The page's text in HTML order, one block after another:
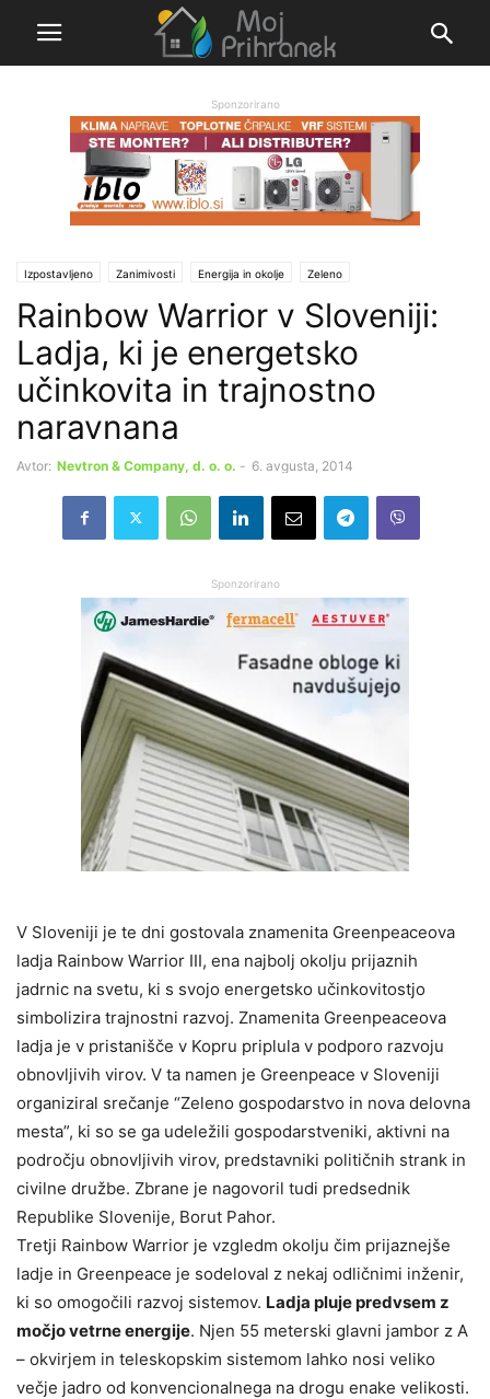
Sponzorirano
Izpostavljeno Zanimivosti Energija in okolje Zeleno
Rainbow Warrior v Sloveniji:
Ladja, ki je energetsko
učinkovita in trajnostno
naravnana
Avtor: Nevtron & Company, d. o. o. - 6. avgusta, 2014
Sponzorirano
V Sloveniji je te dni gostovala znamenita Greenpeaceova
ladja Rainbow Warrior III, ena najbolj okolju prijaznih
jadrnic na svetu, ki s svojo energetsko učinkovitostjo
simbolizira trajnostni razvoj. Znamenita Greenpeaceova
ladja je v pristanišče v Kopru priplula v podporo razvoju
obnovljivih virov. V ta namen je Greenpeace v Sloveniji
organiziral srečanje “Zeleno gospodarstvo in nova delovna
mesta”, ki so se ga udeležili gospodarstveniki, aktivni na
področju obnovljivih virov, predstavniki političnih strank in
civilne družbe. Zbrane je nagovoril tudi predsednik
Republike Slovenije, Borut Pahor.
Tretji Rainbow Warrior je vzgledm okolju čim prijaznejše
ladje in Greenpeace je sodeloval z nekaj odličnimi inženir,
ki so omogočili razvoj sistemov. Ladja pluje predvsem z
močjo vetrne energije. Njen 55 meterski glavni jambor z A
– okvirjem in teleskopskim sistemom lahko nosi veliko
večje jadro od konvencionalnega na drogu enake velikosti.